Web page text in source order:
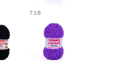
718